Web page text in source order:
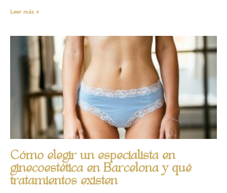
Leer más »
Cómo elegir un especialista en
ginecoestética en Barcelona y qué
tratamientos existen